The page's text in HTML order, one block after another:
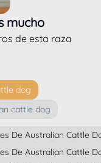
mucho
de esta raza
dog
cattle dog
Albacete
De Australian Cattle
De Australian Cattle